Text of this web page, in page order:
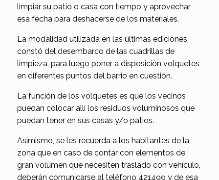
limpiar su patio o casa con tiempo y aprovechar
esa fecha para deshacerse de los materiales.
La modalidad utilizada en las últimas ediciones
constó del desembarco de las cuadrillas de
limpieza, para luego poner a disposición volquetes
en diferentes puntos del barrio en cuestión.
La función de los volquetes es que los vecinos
puedan colocar allí los residuos voluminosos que
puedan tener en sus casas y/o patios.
Asimismo, se les recuerda a los habitantes de la
zona que en caso de contar con elementos de
gran volumen que necesiten traslado con vehículo,
deberán comunicarse al teléfono 421499 y de esa